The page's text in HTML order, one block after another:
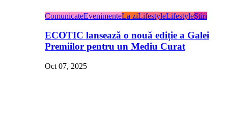
ComunicateEvenimenteLa ziLifestyleLifestyleŞtiri
ECOTIC lansează o nouă ediție a Galei
Premiilor pentru un Mediu Curat
Oct 07, 2025